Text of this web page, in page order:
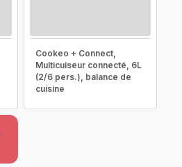
Cookeo + Connect,
Multicuiseur connecté, 6L
(2/6 pers.), balance de
cuisine